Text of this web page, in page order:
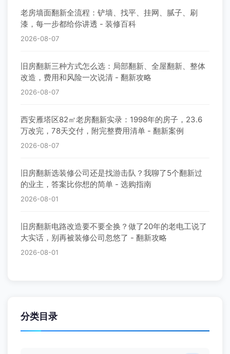
老房墙面翻新全流程：铲墙、找平、挂网、腻子、刷
漆，每一步都给你讲透 - 装修百科
2026-08-07
旧房翻新三种方式怎么选：局部翻新、全屋翻新、整体
改造，费用和风险一次说清 - 翻新攻略
2026-08-07
西安雁塔区82㎡老房翻新实录：1998年的房子，23.6
万改完，78天交付，附完整费用清单 - 翻新案例
2026-08-07
旧房翻新选装修公司还是找游击队？我聊了5个翻新过
的业主，答案比你想的简单 - 选购指南
2026-08-01
旧房翻新电路改造要不要全换？做了20年的老电工说了
大实话，别再被装修公司忽悠了 - 翻新攻略
2026-08-01
分类目录